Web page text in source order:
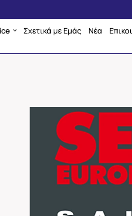
Σχετικά με Εμάς Νέα